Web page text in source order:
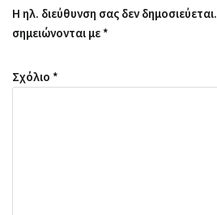
Η ηλ. διεύθυνση σας δεν δημοσιεύεται.
σημειώνονται με *
Σχόλιο *